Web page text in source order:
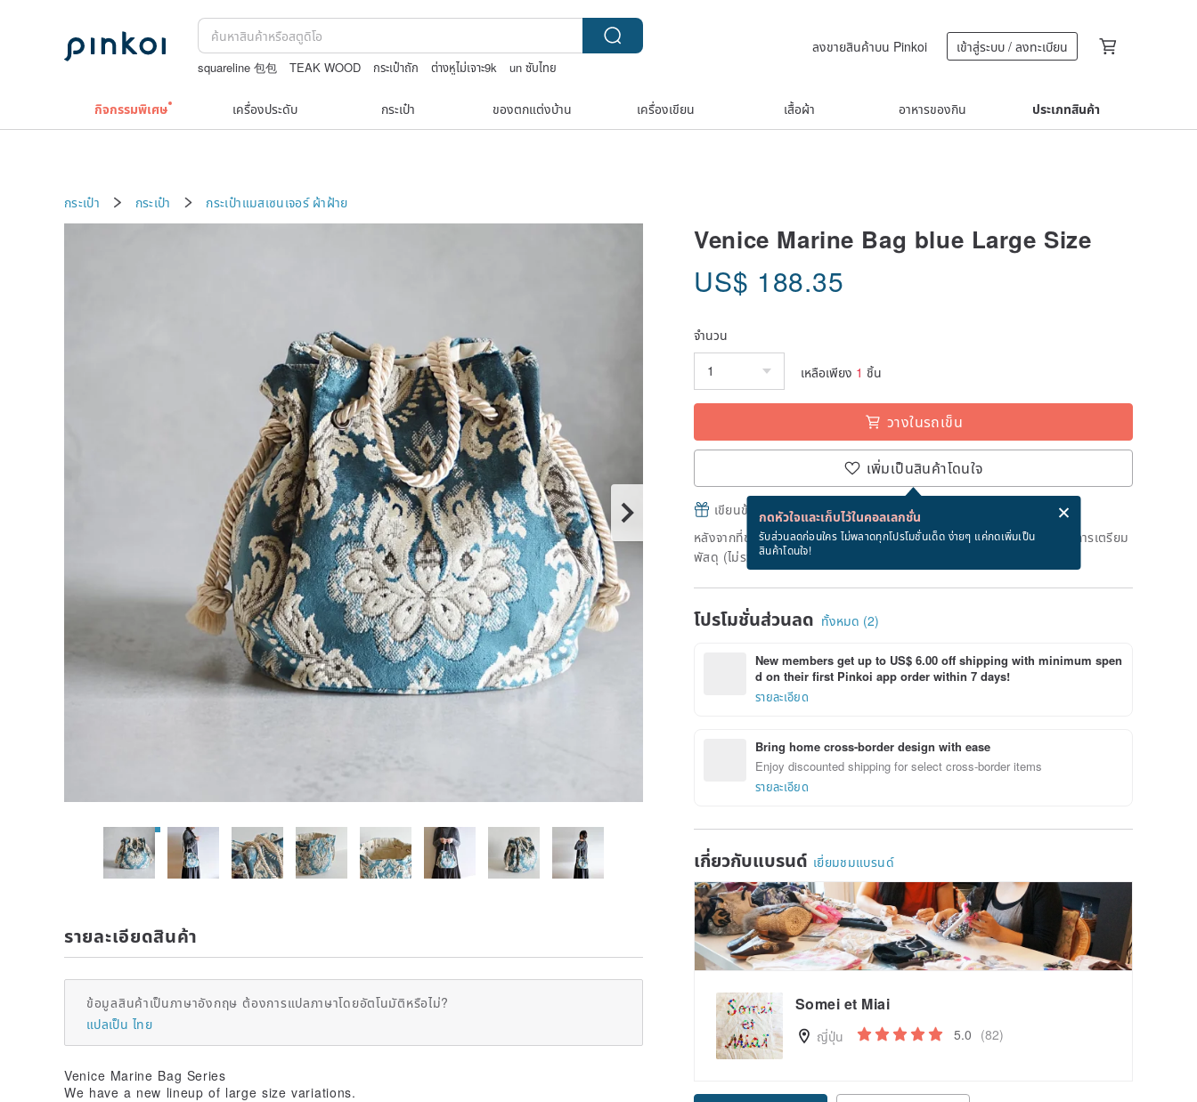
squareline 包包 TEAK WOOD กระเป๋าถัก ต่างหูไม่เจาะ9k
un ซับไทย
ลงขายสินค้าบน Pinkoi เข้าสู่ระบบ / ลงทะเบียน
กิจกรรมพิเศษ เครื่องประดับ กระเป๋า ของตกแต่งบ้าน เครื่องเขียน เสื้อผ้า อาหารของกิน ประเภทสินค้า
กระเป๋า กระเป๋า กระเป๋าแมสเซนเจอร์ ผ้าฝ้าย
Venice Marine Bag blue Large Size
US$ 188.35
จำนวน
เหลือเพียง 1 ชิ้น
วางในรถเข็น
เพิ่มเป็นสินค้าโดนใจ
กดหัวใจและเก็บไว้ในคอลเลกชั่น
รับส่วนลดก่อนใคร ไม่พลาดทุกโปรโมชั่นเด็ด ง่ายๆ แค่กดเพิ่มเป็น
สินค้าโดนใจ!
เขียนข้อความและส่ง eCard ฟรีเมื่อซื้อสินค้า!
หลังจากที่ชำระเงินถึงวันที่จะจัดส่งสินค้า จะใช้เวลาประมาณ 4 วันทางการในการเตรียม
พัสดุ (ไม่รวมวันหยุด)
โปรโมชั่นส่วนลด ทั้งหมด (2)
New members get up to US$ 6.00 off shipping with minimum spen
d on their first Pinkoi app order within 7 days!
รายละเอียด
Bring home cross-border design with ease
Enjoy discounted shipping for select cross-border items
รายละเอียด
เกี่ยวกับแบรนด์ เยี่ยมชมแบรนด์
Somei et Miai
ญี่ปุ่น 5.0 (82)
รายละเอียดสินค้า
ข้อมูลสินค้าเป็นภาษาอังกฤษ ต้องการแปลภาษาโดยอัตโนมัติหรือไม่?
แปลเป็น ไทย
Venice Marine Bag Series
We have a new lineup of large size variations.